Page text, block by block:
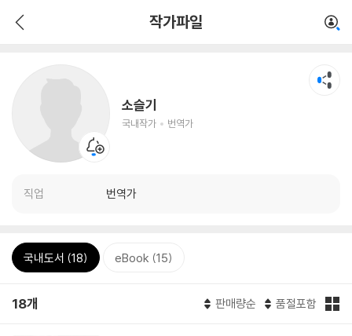
작가파일
소슬기
국내작가 번역가
직업 번역가
국내도서 (18) eBook (15)
18개 판매량순 품절포함